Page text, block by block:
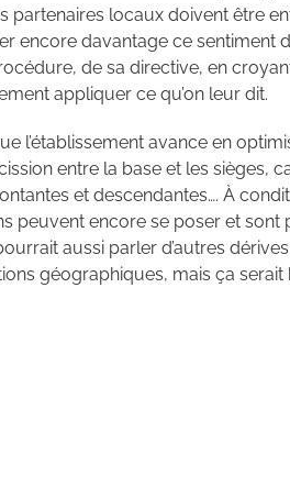
partenaires locaux doivent être
encore davantage ce sentiment
de sa directive, en
appliquer ce qu’on leur dit.
l’établissement avance en
entre la base et les sièges,
et descendantes…. À
peuvent encore se poser et sont
aussi parler d’autres
géographiques, mais ça